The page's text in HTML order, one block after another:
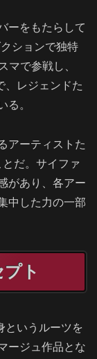
ーをもたらして
ションで独特
マで参戦し、
、レジェンドた
る。
アーティストた
だ。サイファ
があり、各アー
中した力の一部
ト
というルーツを
ージュ作品とな